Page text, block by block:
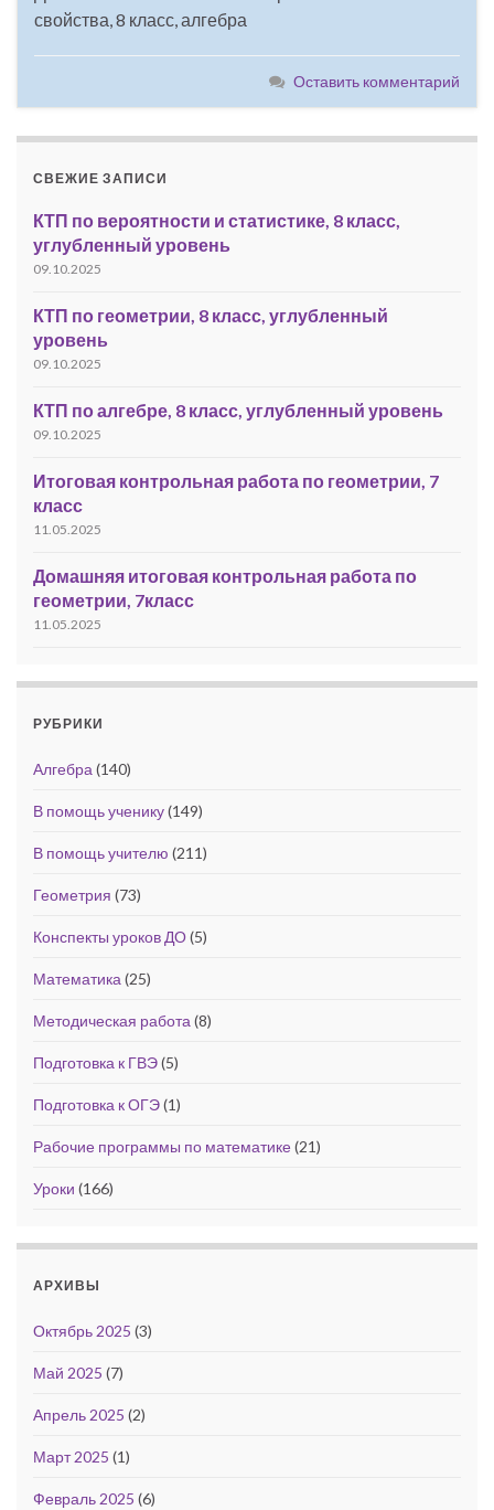
свойства, 8 класс, алгебра
Оставить комментарий
СВЕЖИЕ ЗАПИСИ
КТП по вероятности и статистике, 8 класс,
углубленный уровень
09.10.2025
КТП по геометрии, 8 класс, углубленный
уровень
09.10.2025
КТП по алгебре, 8 класс, углубленный уровень
09.10.2025
Итоговая контрольная работа по геометрии, 7
класс
11.05.2025
Домашняя итоговая контрольная работа по
геометрии, 7класс
11.05.2025
РУБРИКИ
Алгебра (140)
В помощь ученику(149)
В помощь учителю (211)
Геометрия (73)
Конспекты уроков ДО(5)
Математика (25)
Методическая работа (8)
Подготовка к ГВЭ(5)
Подготовка к ОГЭ(1)
Рабочие программы по математике(21)
Уроки (166)
АРХИВЫ
Октябрь 2025 (3)
Май 2025 (7)
Апрель 2025 (2)
Март 2025 (1)
Февраль 2025 (6)